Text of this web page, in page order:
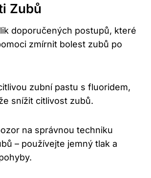
Zubů
doporučených postupů,⁤ které
zmírnit‌ bolest zubů po
zubní ‍pastu ⁤s fluoridem,
⁢snížit citlivost zubů.
na správnou techniku
– používejte jemný tlak a